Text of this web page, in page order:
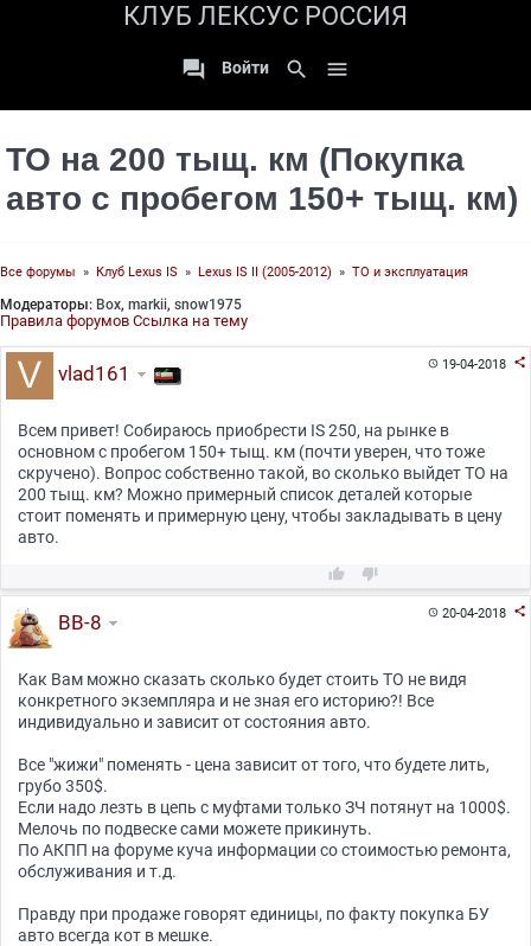
КЛУБ ЛЕКСУС РОССИЯ
 Войти search 
ТО на 200 тыщ. км (Покупка
авто с пробегом 150+ тыщ. км)
Все форумы » Клуб Lexus IS » Lexus IS II (2005-2012) » ТО и эксплуатация
Модераторы: Box, markii, snow1975
Правила форумов Ссылка на тему
19-04-2018 
vlad161
Всем привет! Собираюсь приобрести IS 250, на рынке в
основном с пробегом 150+ тыщ. км (почти уверен, что тоже
скручено). Вопрос собственно такой, во сколько выйдет ТО на
200 тыщ. км? Можно примерный список деталей которые
стоит поменять и примерную цену, чтобы закладывать в цену
авто.
 
20-04-2018 
BB-8
Как Вам можно сказать сколько будет стоить ТО не видя
конкретного экземпляра и не зная его историю?! Все
индивидуально и зависит от состояния авто.
Все "жижи" поменять - цена зависит от того, что будете лить,
грубо 350$.
Если надо лезть в цепь с муфтами только ЗЧ потянут на 1000$.
Мелочь по подвеске сами можете прикинуть.
По АКПП на форуме куча информации со стоимостью ремонта,
обслуживания и т.д.
Правду при продаже говорят единицы, по факту покупка БУ
авто всегда кот в мешке.